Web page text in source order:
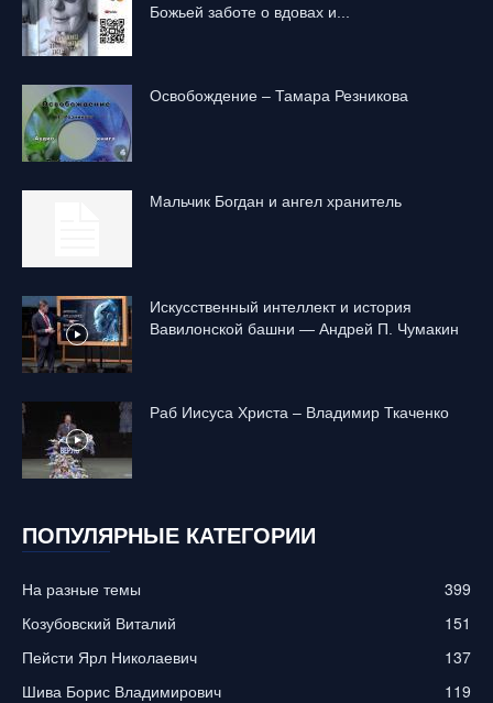
Божьей заботе о вдовах и...
Освобождение – Тамара Резникова
Mальчик Богдан и ангел хранитель
Искусственный интеллект и история
Вавилонской башни — Андрей П. Чумакин
Раб Иисуса Христа – Владимир Ткаченко
ПОПУЛЯРНЫЕ КАТЕГОРИИ
На разные темы
399
Козубовский Виталий
151
Пейсти Ярл Николаевич
137
Шива Борис Владимирович
119